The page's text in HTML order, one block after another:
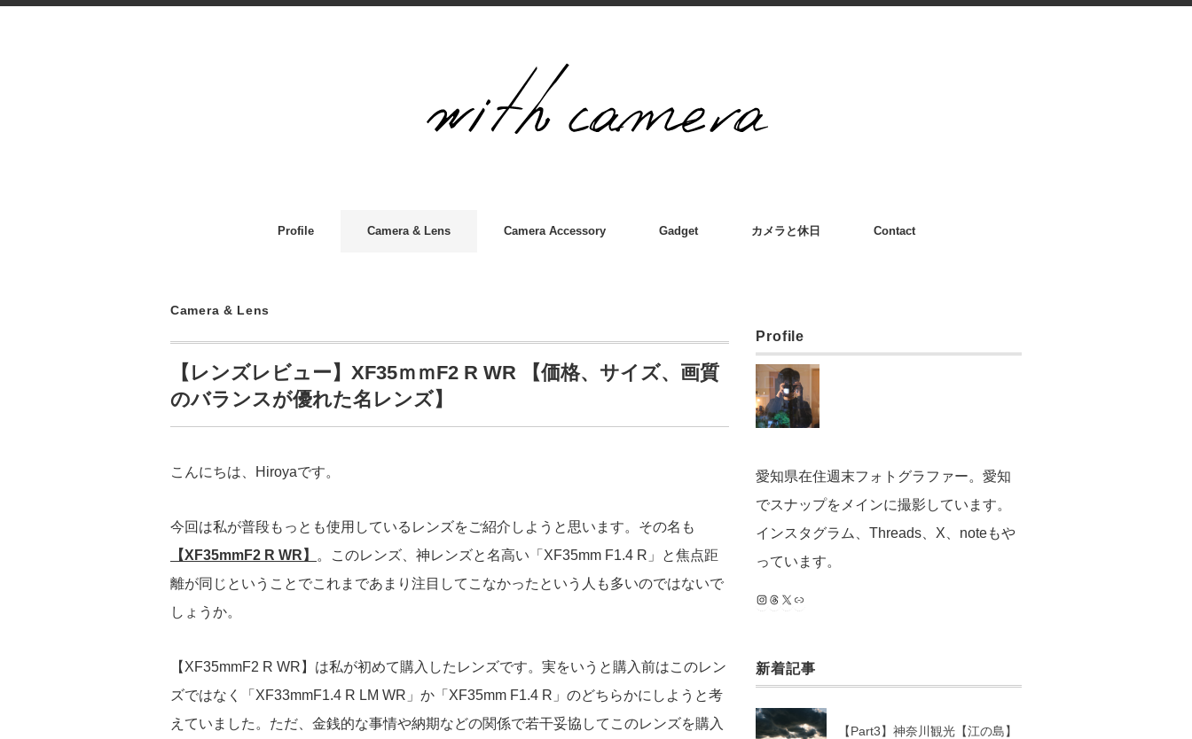
Profile Camera & Lens Camera Accessory Gadget カメラと休日 Contact
Camera & Lens
【レンズレビュー】XF35ｍｍF2 R WR 【価格、サイズ、画質
のバランスが優れた名レンズ】
こんにちは、Hiroyaです。
今回は私が普段もっとも使用しているレンズをご紹介しようと思います。その名も
【XF35mmF2 R WR】
。このレンズ、神レンズと名高い「XF35mm F1.4 R」と焦点距
離が同じということでこれまであまり注目してこなかったという人も多いのではないで
しょうか。
【XF35mmF2 R WR】は私が初めて購入したレンズです。実をいうと購入前はこのレン
ズではなく「XF33mmF1.4 R LM WR」か「XF35mm F1.4 R」のどちらかにしようと考
えていました。ただ、金銭的な事情や納期などの関係で若干妥協してこのレンズを購入
Profile
愛知県在住週末フォトグラファー。愛知
でスナップをメインに撮影しています。
インスタグラム、Threads、X、noteもや
っています。
Instagram
Threads
X note
新着記事
【Part3】神奈川観光【江の島】